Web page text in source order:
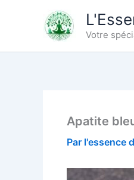
Votre
Apatite
Par l'essence